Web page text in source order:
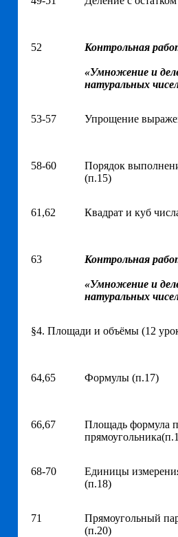
52 Контрольная
«Умножение и
натуральных
53-57 Упрощение
58-60
Порядок
(п.15)
61,62 Квадрат и куб
63 Контрольная
«Умножение и
натуральных
§4. Площади и объёмы (12
64,65 Формулы (п.17)
66,67
Площадь формула
68-70
Единицы
(п.18)
71
Прямоугольный
(п.20)